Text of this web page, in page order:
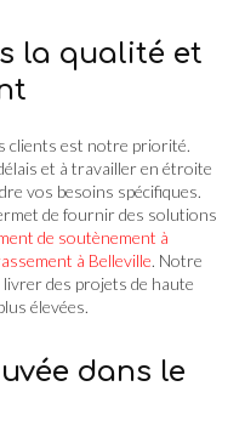
la qualité et
clients est notre priorité.
et à travailler en étroite
vos besoins spécifiques.
de fournir des solutions
de soutènement à
à Belleville. Notre
des projets de haute
élevées.
dans le